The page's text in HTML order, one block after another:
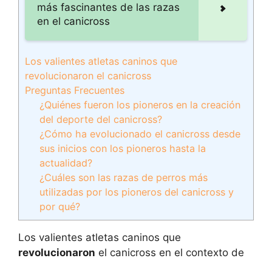
más fascinantes de las razas
en el canicross
Los valientes atletas caninos que
revolucionaron el canicross
Preguntas Frecuentes
¿Quiénes fueron los pioneros en la creación
del deporte del canicross?
¿Cómo ha evolucionado el canicross desde
sus inicios con los pioneros hasta la
actualidad?
¿Cuáles son las razas de perros más
utilizadas por los pioneros del canicross y
por qué?
Los valientes atletas caninos que
revolucionaron el canicross en el contexto de